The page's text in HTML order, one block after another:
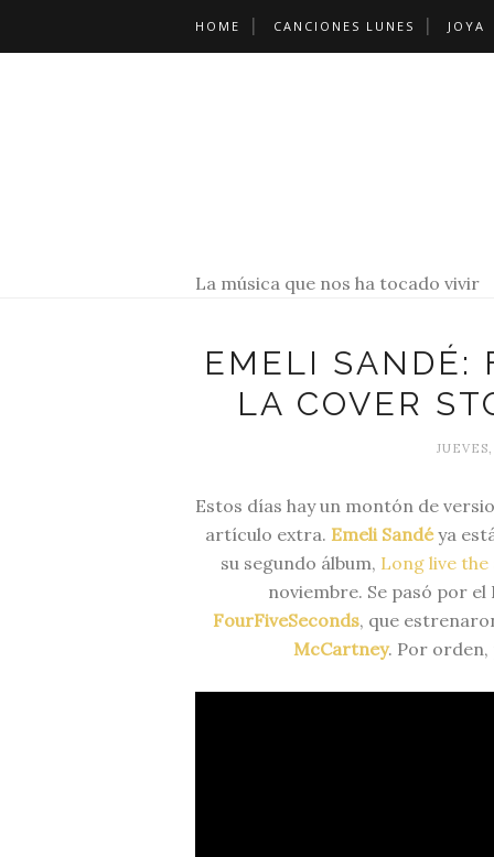
HOME CANCIONES LUNES JOYA
La música que nos ha tocado vivir
EMELI SANDÉ:
LA COVER
Estos días hay un montón de
artículo extra. Emeli Sandéya
su segundo álbum, Long live the
noviembre. Se pasó por
FourFiveSeconds, que
McCartney. Por